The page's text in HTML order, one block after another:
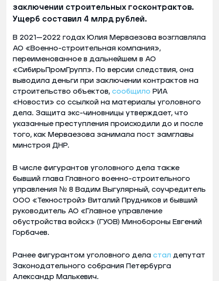
заключении строительных госконтрактов.
Ущерб составил 4 млрд рублей.
В 2021—2022 годах Юлия Мерваезова возглавляла
АО «Военно-строительная компания»,
переименованное в дальнейшем в АО
«СибирьПромГрупп». По версии следствия, она
выводила деньги при заключении контрактов на
строительство объектов, сообщило РИА
«Новости» со ссылкой на материалы уголовного
дела. Защита экс-чиновницы утверждает, что
указанные преступления происходили до и после
того, как Мерваезова занимала пост замглавы
минстроя ДНР.
В числе фигурантов уголовного дела также
бывший глава Главного военно-строительного
управления № 8 Вадим Выгулярный, соучредитель
ООО «Технострой» Виталий Прудников и бывший
руководитель АО «Главное управление
обустройства войск» (ГУОВ) Минобороны Евгений
Горбачев.
Ранее фигурантом уголовного дела стал депутат
Законодательного собрания Петербурга
Александр Малькевич.